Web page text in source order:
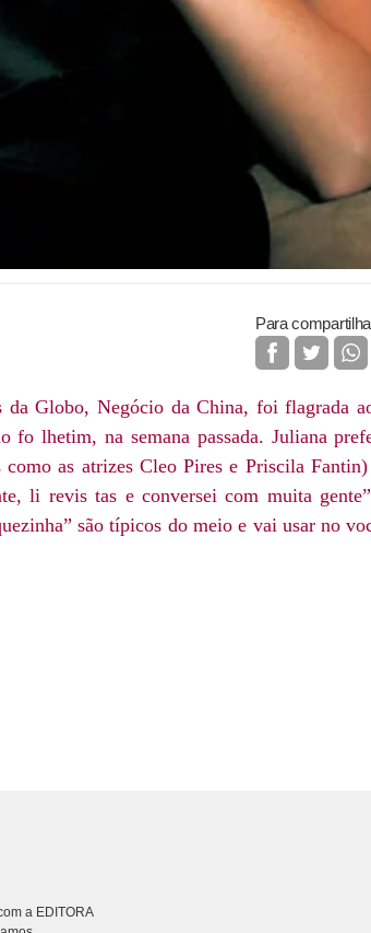
Para
da Globo, Negócio da China, foi flagrada
fo lhetim, na semana passada. Juliana
as atrizes Cleo Pires e Priscila
li revis tas e conversei com muita
são típicos do meio e vai usar no
a EDITORA